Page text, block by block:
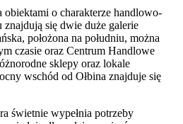
obiektami o charakterze handlowo-
się dwie duże galerie
położona na południu, można
czasie oraz Centrum Handlowe
sklepy oraz lokale
wschód od Ołbina znajduje się
świetnie wypełnia potrzeby